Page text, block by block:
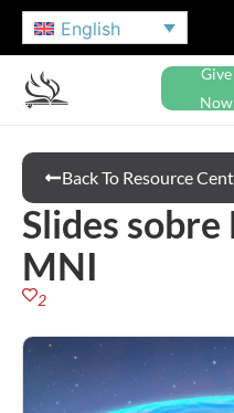
English
Give
Now
Back To Resource
Slides sobre
MNI
2